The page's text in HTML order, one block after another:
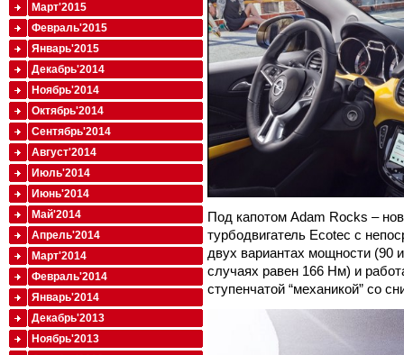
Под капотом Adam Rocks –
турбодвигатель Ecotec с
двух вариантах мощности (90
случаях равен 166 Нм) и
ступенчатой “механикой” со
Март'2015
Февраль'2015
Январь'2015
Декабрь'2014
Ноябрь'2014
Октябрь'2014
Сентябрь'2014
Август'2014
Июль'2014
Июнь'2014
Май'2014
Апрель'2014
Март'2014
Февраль'2014
Январь'2014
Декабрь'2013
Ноябрь'2013